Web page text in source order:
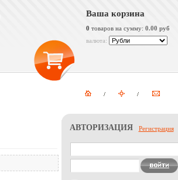
Ваша корзина
0 товаров на сумму: 0.00 руб
валюта:
АВТОРИЗАЦИЯ Регистрация